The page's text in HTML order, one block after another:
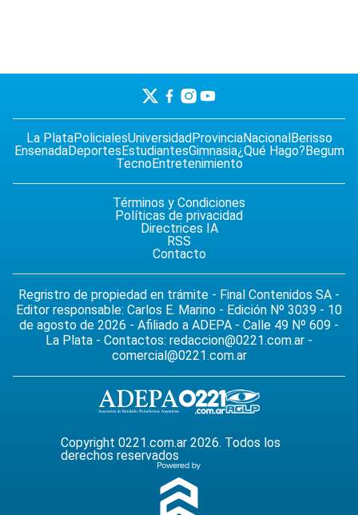
La PlataPolicialesUniversidadProvinciaNacionalBerisso
EnsenadaDeportesEstudiantesGimnasia¿Qué Hago?Begum
TecnoEntretenimiento
Términos y Condiciones
Políticas de privacidad
Directrices IA
RSS
Contacto
Regristro de propiedad en trámite - Final Contenidos SA -
Editor responsable: Carlos E. Marino - Edición Nº 3039 - 10
de agosto de 2026 - Afiliado a ADEPA - Calle 49 Nº 609 -
La Plata - Contactos: redaccion@0221.com.ar -
comercial@0221.com.ar
Copyright 0221.com.ar 2026. Todos los
derechos reservados